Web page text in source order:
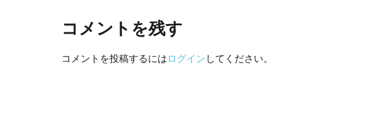
コメントを残す
コメントを投稿するには ログイン してください。